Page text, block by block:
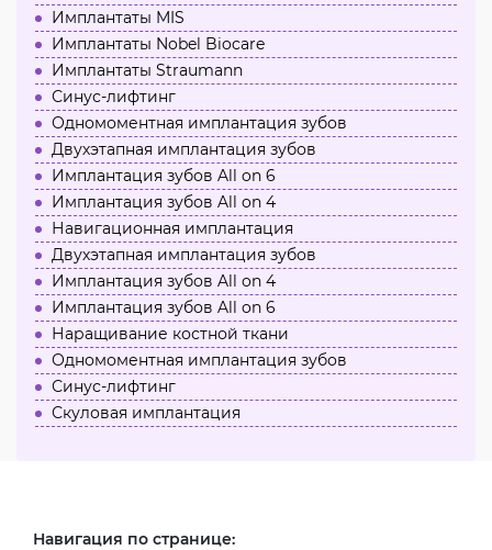
Навигация по странице:
Имплантаты MIS
Имплантаты Nobel Biocare
Имплантаты Straumann
Синус-лифтинг
Одномоментная имплантация зубов
Двухэтапная имплантация зубов
Имплантация зубов All on 6
Имплантация зубов All on 4
Навигационная имплантация
Двухэтапная имплантация зубов
Имплантация зубов All on 4
Имплантация зубов All on 6
Наращивание костной ткани
Одномоментная имплантация зубов
Синус-лифтинг
Скуловая имплантация